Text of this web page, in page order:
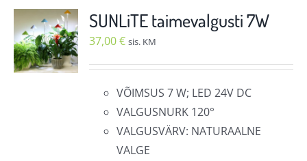
varianti.
Valikuid
saab
teha
tootelehel.
SUNLiTE taimevalgusti 7W
37,00€ sis. KM
VÕIMSUS 7 W; LED 24V DC
VALGUSNURK 120°
VALGUSVÄRV: NATURAALNE
VALGE